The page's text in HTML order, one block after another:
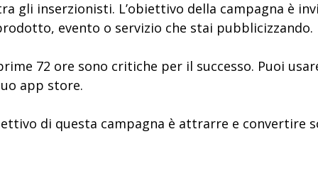
gli inserzionisti. L’obiettivo della campagna è
evento o servizio che stai pubblicizzando.
72 ore sono critiche per il successo. Puoi
app store.
di questa campagna è attrarre e convertire